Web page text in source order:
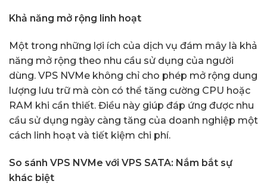
Khả năng mở rộng linh hoạt
Một trong những lợi ích của dịch vụ đám mây là khả
năng mở rộng theo nhu cầu sử dụng của người
dùng. VPS NVMe không chỉ cho phép mở rộng dung
lượng lưu trữ mà còn có thể tăng cường CPU hoặc
RAM khi cần thiết. Điều này giúp đáp ứng được nhu
cầu sử dụng ngày càng tăng của doanh nghiệp một
cách linh hoạt và tiết kiệm chi phí.
So sánh VPS NVMe với VPS SATA: Nắm bắt sự
khác biệt